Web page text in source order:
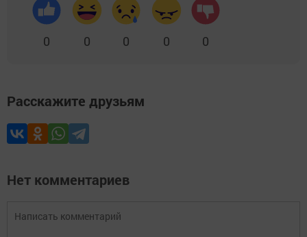
0 0 0 0 0
Расскажите друзьям
Нет комментариев